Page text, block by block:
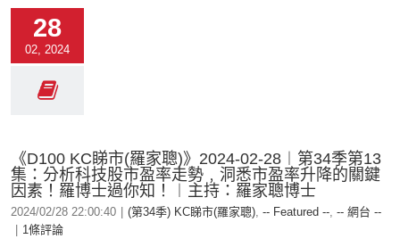
28
02, 2024
《D100 KC睇市(羅家聰)》2024-02-28︱第34季第13
集：分析科技股市盈率走勢﹐洞悉市盈率升降的關鍵
因素！羅博士過你知！︱主持：羅家聰博士
2024/02/28 22:00:40 (第34季) KC睇市(羅家聰), -- Featured --, -- 網台 --
1條評論